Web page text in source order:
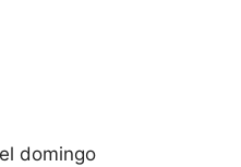
domingo